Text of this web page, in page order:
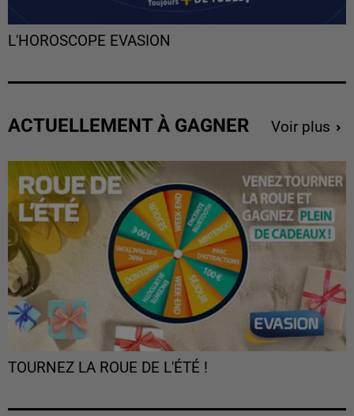
L'HOROSCOPE EVASION
ACTUELLEMENT À GAGNER Voir plus
TOURNEZ LA ROUE DE L'ÉTÉ !